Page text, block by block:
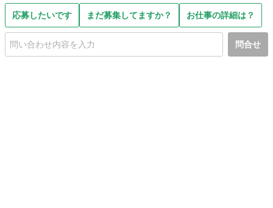
応募したいです まだ募集してますか？ お仕事の詳細は？
問合せ